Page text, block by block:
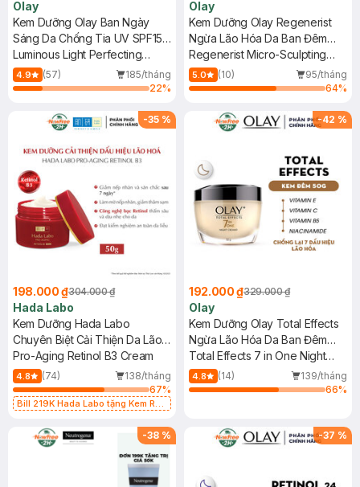
Olay
Kem Dưỡng Olay Ban Ngày
Sáng Da Chống Tia UV SPF15
50g
Luminous Light Perfecting
Cream
4.9 (57)
185/tháng
22%
Olay
Kem Dưỡng Olay Regenerist
Ngừa Lão Hóa Da Ban Đêm
50g
Regenerist Micro-Sculpting
Cream Night
5.0 (10)
95/tháng
64%
-35 %
198.000 ₫304.000 ₫
Hada Labo
Kem Dưỡng Hada Labo
Chuyên Biệt Cải Thiện Da Lão
Hóa 50g
Pro-Aging Retinol B3 Cream
4.8 (74)
138/tháng
67%
Bill 219K Hada Labo tặng Kem Rửa
-42 %
192.000 ₫329.000 ₫
Olay
Kem Dưỡng Olay Total Effects
Ngừa Lão Hóa Da Ban Đêm
50g
Total Effects 7 in One Night
Cream
4.8 (14)
139/tháng
66%
-38 % -37 %